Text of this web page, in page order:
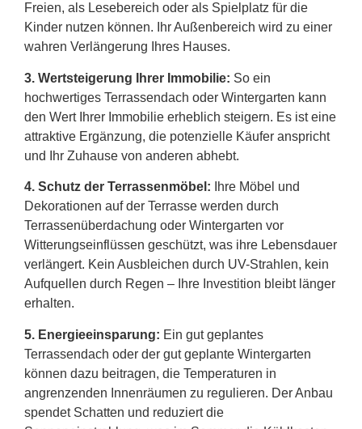
Freien, als Lesebereich oder als Spielplatz für die
Kinder nutzen können. Ihr Außenbereich wird zu einer
wahren Verlängerung Ihres Hauses.
3. Wertsteigerung Ihrer Immobilie: So ein
hochwertiges Terrassendach oder Wintergarten kann
den Wert Ihrer Immobilie erheblich steigern. Es ist eine
attraktive Ergänzung, die potenzielle Käufer anspricht
und Ihr Zuhause von anderen abhebt.
4. Schutz der Terrassenmöbel: Ihre Möbel und
Dekorationen auf der Terrasse werden durch
Terrassenüberdachung oder Wintergarten vor
Witterungseinflüssen geschützt, was ihre Lebensdauer
verlängert. Kein Ausbleichen durch UV-Strahlen, kein
Aufquellen durch Regen – Ihre Investition bleibt länger
erhalten.
5. Energieeinsparung: Ein gut geplantes
Terrassendach oder der gut geplante Wintergarten
können dazu beitragen, die Temperaturen in
angrenzenden Innenräumen zu regulieren. Der Anbau
spendet Schatten und reduziert die